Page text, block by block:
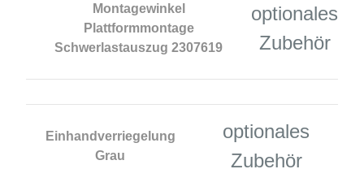
Montagewinkel
Plattformmontage
Schwerlastauszug 2307619
optionales
Zubehör
Einhandverriegelung
Grau
optionales
Zubehör